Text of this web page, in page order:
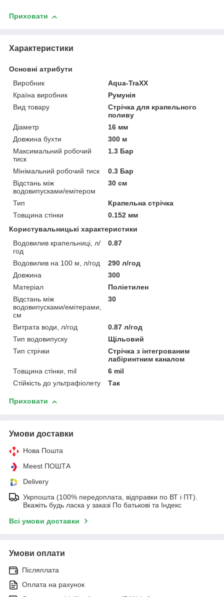
Приховати
Характеристики
Основні атрибути
Виробник
Aqua-TraXX
Країна виробник
Румунія
Вид товару
Стрічка для крапельного
поливу
Діаметр
16 мм
Довжина бухти
300 м
Максимальний робочий
тиск
1.3 Бар
Мінімальний робочий тиск
0.3 Бар
Відстань між
водовипусками/емітером
30 см
Тип
Крапельна стрічка
Товщина стінки
0.152 мм
Користувальницькі характеристики
Водовилив крапельниці, л/
год
0.87
Водовилив на 100 м, л/год
290 л/год
Довжина
300
Матеріал
Поліетилен
Відстань між
водовипусками/емітерами,
см
30
Витрата води, л/год
0.87 л/год
Тип водовипуску
Щільовий
Тип стрічки
Стрічка з інтегрованим
лабіринтним каналом
Товщина стінки, mil
6 mil
Стійкість до ультрафіолету
Так
Приховати
Умови доставки
Нова Пошта
Meest ПОШТА
Delivery
Укрпошта (100% передоплата, відправки по ВТ і ПТ).
Вкажіть будь ласка у заказі По батькові та Індекс
Всі умови доставки
Умови оплати
Післяплата
Оплата на рахунок